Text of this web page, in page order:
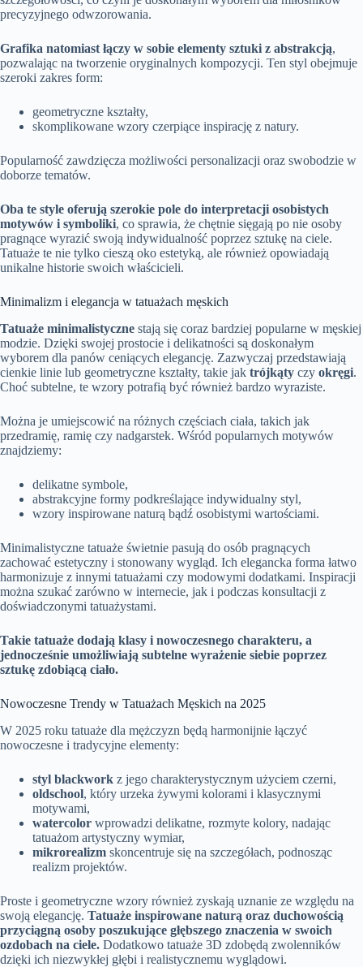
precyzyjnego odwzorowania.
Grafika natomiast łączy w sobie elementy sztuki z abstrakcją,
pozwalając na tworzenie oryginalnych kompozycji. Ten styl obejmuje
szeroki zakres form:
geometryczne kształty,
skomplikowane wzory czerpiące inspirację z natury.
Popularność zawdzięcza możliwości personalizacji oraz swobodzie w
doborze tematów.
Oba te style oferują szerokie pole do interpretacji osobistych
motywów i symboliki, co sprawia, że chętnie sięgają po nie osoby
pragnące wyrazić swoją indywidualność poprzez sztukę na ciele.
Tatuaże te nie tylko cieszą oko estetyką, ale również opowiadają
unikalne historie swoich właścicieli.
Minimalizm i elegancja w tatuażach męskich
Tatuaże minimalistyczne stają się coraz bardziej popularne w męskiej
modzie. Dzięki swojej prostocie i delikatności są doskonałym
wyborem dla panów ceniących elegancję. Zazwyczaj przedstawiają
cienkie linie lub geometryczne kształty, takie jak trójkąty czy okręgi.
Choć subtelne, te wzory potrafią być również bardzo wyraziste.
Można je umiejscowić na różnych częściach ciała, takich jak
przedramię, ramię czy nadgarstek. Wśród popularnych motywów
znajdziemy:
delikatne symbole,
abstrakcyjne formy podkreślające indywidualny styl,
wzory inspirowane naturą bądź osobistymi wartościami.
Minimalistyczne tatuaże świetnie pasują do osób pragnących
zachować estetyczny i stonowany wygląd. Ich elegancka forma łatwo
harmonizuje z innymi tatuażami czy modowymi dodatkami. Inspiracji
można szukać zarówno w internecie, jak i podczas konsultacji z
doświadczonymi tatuażystami.
Takie tatuaże dodają klasy i nowoczesnego charakteru, a
jednocześnie umożliwiają subtelne wyrażenie siebie poprzez
sztukę zdobiącą ciało.
Nowoczesne Trendy w Tatuażach Męskich na 2025
W 2025 roku tatuaże dla mężczyzn będą harmonijnie łączyć
nowoczesne i tradycyjne elementy:
styl blackwork z jego charakterystycznym użyciem czerni,
oldschool, który urzeka żywymi kolorami i klasycznymi
motywami,
watercolor wprowadzi delikatne, rozmyte kolory, nadając
tatuażom artystyczny wymiar,
mikrorealizm skoncentruje się na szczegółach, podnosząc
realizm projektów.
Proste i geometryczne wzory również zyskają uznanie ze względu na
swoją elegancję. Tatuaże inspirowane naturą oraz duchowością
przyciągną osoby poszukujące głębszego znaczenia w swoich
ozdobach na ciele. Dodatkowo tatuaże 3D zdobędą zwolenników
dzięki ich niezwykłej głębi i realistycznemu wyglądowi.